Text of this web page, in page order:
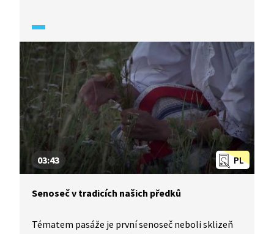
PL
03:43
Senoseč v tradicích našich předků
Tématem pasáže je první senoseč neboli sklizeň